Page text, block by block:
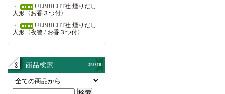
・
ULBRICHT社 煙りだし
人形〈お香３つ付〉
・
ULBRICHT社 煙りだし
人形〈夜警 / お香３つ付〉